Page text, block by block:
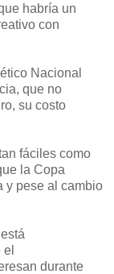
habría un
con
Nacional
que no
su costo
fáciles como
la Copa
y pese al cambio
durante